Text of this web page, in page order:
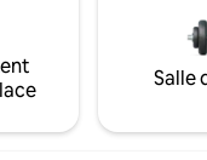
Salle